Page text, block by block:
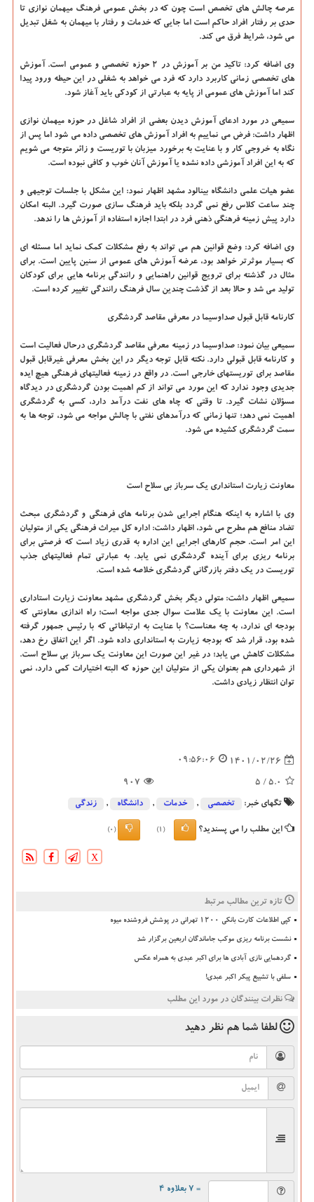
عرصه چالش های تخصص است چون که در بخش عمومی فرهنگ میهمان نوازی تا
حدی بر رفتار افراد حاکم است اما جایی که خدمات و رفتار با میهمان به شغل تبدیل
می شود، شرایط فرق می کند.
وی اضافه کرد: تاکید من بر آموزش در ۲ حوزه تخصصی و عمومی است. آموزش
های تخصصی زمانی کاربرد دارد که فرد می خواهد به شغلی در این حیطه ورود پیدا
کند اما آموزش های عمومی از پایه به عبارتی از کودکی باید آغاز شود.
سمیعی در مورد ادعای آموزش دیدن بعضی از افراد شاغل در حوزه میهمان نوازی
اظهار داشت: فرض می نماییم به افراد آموزش های تخصصی داده می شود اما پس از
نگاه به خروجی کار و با عنایت به برخورد میزبان با توریست و زائر متوجه می شویم
که به این افراد آموزشی داده نشده یا آموزش آنان خوب و کافی نبوده است.
عضو هیات علمی دانشگاه بینالود مشهد اظهار نمود: این مشکل با جلسات توجیهی و
چند ساعت کلاس رفع نمی گردد بلکه باید فرهنگ سازی صورت گیرد. البته امکان
دارد پیش زمینه فرهنگی ذهنی فرد در ابتدا اجازه استفاده از آموزش ها را ندهد.
وی اضافه کرد: وضع قوانین هم می تواند به رفع مشکلات کمک نماید اما مسئله ای
که بسیار موثرتر خواهد بود، عرضه آموزش های عمومی از سنین پایین است. برای
مثال در گذشته برای ترویج قوانین راهنمایی و رانندگی برنامه هایی برای کودکان
تولید می شد و حالا بعد از گذشت چندین سال فرهنگ رانندگی تغییر کرده است.
کارنامه قابل قبول صداوسیما در معرفی مقاصد گردشگری
سمیعی بیان نمود: صداوسیما در زمینه معرفی مقاصد گردشگری درحال فعالیت است
و کارنامه قابل قبولی دارد. نکته قابل توجه دیگر در این بخش معرفی غیرقابل قبول
مقاصد برای توریستهای خارجی است. در واقع در زمینه فعالیتهای فرهنگی هیچ ایده
جدیدی وجود ندارد که این مورد می تواند از کم اهمیت بودن گردشگری در دیدگاه
مسؤلان نشات گیرد. تا وقتی که چاه های نفت درآمد دارد، کسی به گردشگری
اهمیت نمی دهد؛ تنها زمانی که درآمدهای نفتی با چالش مواجه می شود، توجه ها به
سمت گردشگری کشیده می شود.
معاونت زیارت استانداری یک سرباز بی سلاح است
وی با اشاره به اینکه هنگام اجرایی شدن برنامه های فرهنگی و گردشگری مبحث
تضاد منافع هم مطرح می شود، اظهار داشت: اداره کل میراث فرهنگی یکی از متولیان
این امر است. حجم کارهای اجرایی این اداره به قدری زیاد است که فرصتی برای
برنامه ریزی برای آینده گردشگری نمی یابد. به عبارتی تمام فعالیتهای جذب
توریست در یک دفتر بازرگانی گردشگری خلاصه شده است.
سمیعی اظهار داشت: متولی دیگر بخش گردشگری مشهد معاونت زیارت استاداری
است. این معاونت با یک علامت سوال جدی مواجه است؛ راه اندازی معاونتی که
بودجه ای ندارد، به چه معناست؟ با عنایت به ارتباطاتی که با رئیس جمهور گرفته
شده بود، قرار شد که بودجه زیارت به استانداری داده شود. اگر این اتفاق رخ دهد،
مشکلات کاهش می یابد؛ در غیر این صورت این معاونت یک سرباز بی سلاح است.
از شهرداری هم بعنوان یکی از متولیان این حوزه که البته اختیارات کمی دارد، نمی
توان انتظار زیادی داشت.
1401/02/26
09:56:06
5.0
/ 5
907
تگهای خبر: تخصصی , خدمات , دانشگاه‌ , زندگی
این مطلب را می پسندید؟ (1)
(0)
X
تازه ترین مطالب مرتبط
کپی اطلاعات کارت بانکی ۱۲۰۰ تهرانی در پوشش فروشنده میوه
نشست برنامه ریزی موکب جاماندگان اربعین برگزار شد
گردهمایی نازی آبادی ها برای اکبر عبدی به همراه عکس
سلفی با تشییع پیکر اکبر عبدی!
نظرات بینندگان در مورد این مطلب
لطفا شما هم نظر دهید
= ۷ بعلاوه ۴